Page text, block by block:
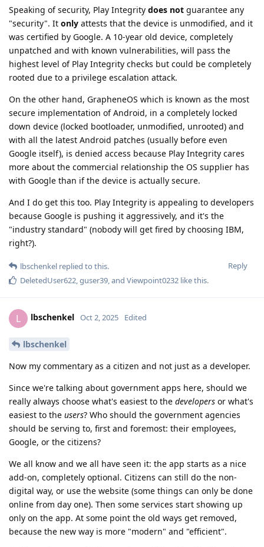
Speaking of security, Play Integrity does not guarantee any
"security". It only attests that the device is unmodified, and it
was certified by Google. A 10-year old device, completely
unpatched and with known vulnerabilities, will pass the
highest level of Play Integrity checks but could be completely
rooted due to a privilege escalation attack.
On the other hand, GrapheneOS which is known as the most
secure implementation of Android, in a completely locked
down device (locked bootloader, unmodified, unrooted) and
with all the latest Android patches (usually before even
Google itself), is denied access because Play Integrity cares
more about the commercial relationship the OS supplier has
with Google than if the device is actually secure.
And I do get this too. Play Integrity is appealing to developers
because Google is pushing it aggressively, and it's the
"industry standard" (nobody will get fired by choosing IBM,
right?).
Reply
lbschenkel replied to this.
DeletedUser622 guser39 , and Viewpoint0232 like this.
L lbschenkel Oct 2, 2025 Edited
lbschenkel
Now my commentary as a citizen and not just as a developer.
Since we're talking about government apps here, should we
really always choose what's easiest to the developers or what's
easiest to the users? Who should the government agencies
should be serving to, first and foremost: their employees,
Google, or the citizens?
We all know and we all have seen it: the app starts as a nice
add-on, completely optional. Citizens can still do the non-
digital way, or use the website (some things can only be done
online from day one). Then some services start showing up
only on the app. At some point the old ways get removed,
because the new way is more "modern" and "efficient".